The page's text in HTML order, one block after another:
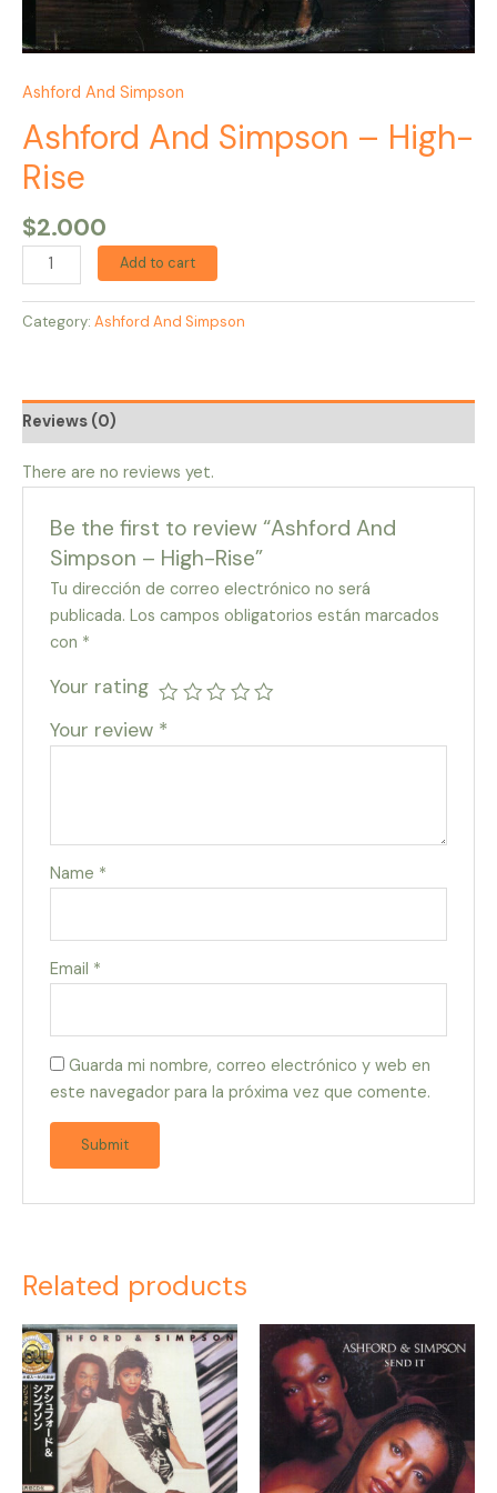
Ashford And Simpson
Ashford And Simpson – High-
Rise
$2.000
Add to cart
Category: Ashford And Simpson
Reviews (0)
There are no reviews yet.
Be the first to review “Ashford And
Simpson – High-Rise”
Tu dirección de correo electrónico no será
publicada. Los campos obligatorios están marcados
con *
Your rating
Your review *
Name *
Email *
Guarda mi nombre, correo electrónico y web en
este navegador para la próxima vez que comente.
Related products